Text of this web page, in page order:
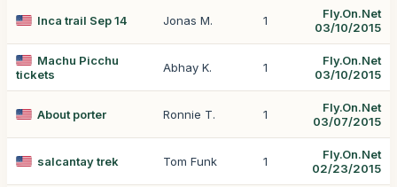
Inca trail Sep 14 Jonas M. 1
Fly.On.Net
03/10/2015
Machu Picchu
tickets
Abhay K. 1
Fly.On.Net
03/10/2015
About porter Ronnie T. 1
Fly.On.Net
03/07/2015
salcantay trek Tom Funk 1
Fly.On.Net
02/23/2015